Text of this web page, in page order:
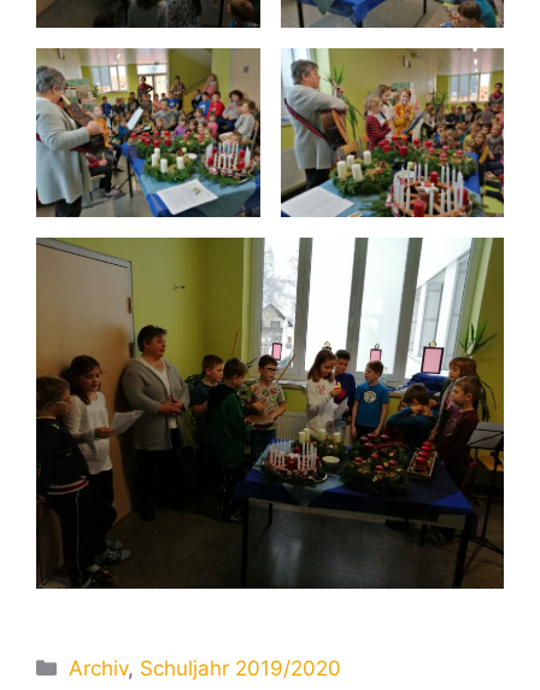
Kategorien
Archiv, Schuljahr 2019/2020